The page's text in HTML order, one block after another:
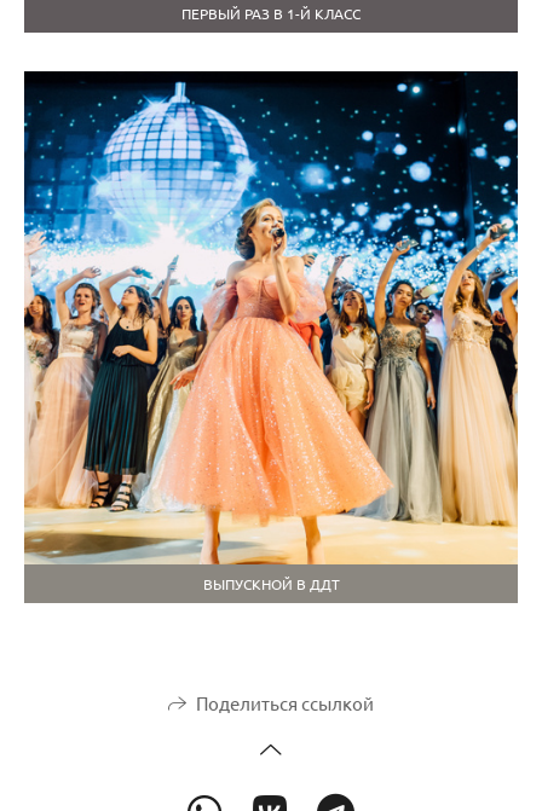
ПЕРВЫЙ РАЗ В 1-Й КЛАСС
ВЫПУСКНОЙ В ДДТ
Поделиться ссылкой